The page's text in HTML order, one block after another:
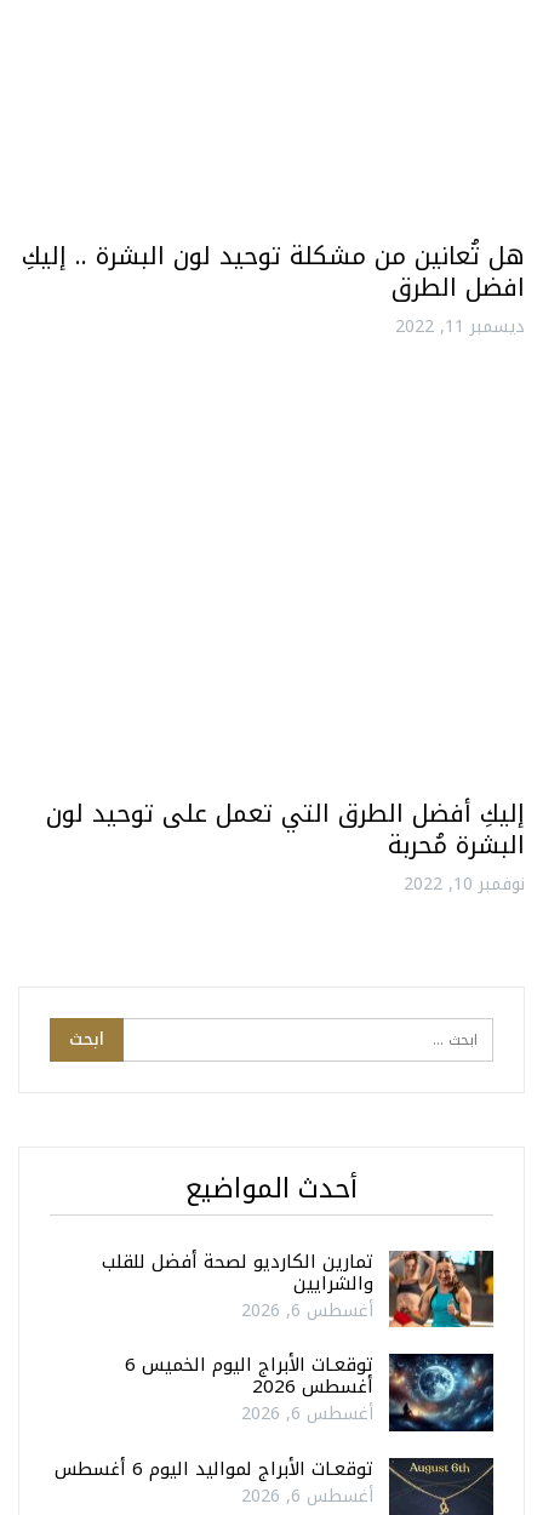
هل تُعانين من مشكلة توحيد لون البشرة .. إليكِ
افضل الطرق
ديسمبر 11, 2022
إليكِ أفضل الطرق التي تعمل على توحيد لون
البشرة مُحربة
نوفمبر 10, 2022
أحدث المواضيع
تمارين الكارديو لصحة أفضل للقلب
والشرايين
أغسطس 6, 2026
توقعـات الأبراج اليوم الخميس 6
أغسطس 2026
أغسطس 6, 2026
توقعـات الأبراج لمواليد اليوم 6 أغسطس
أغسطس 6, 2026